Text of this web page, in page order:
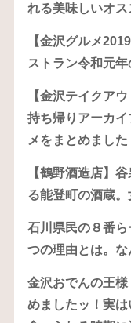
れる美味しいオ
【金沢グルメ
ストラン令和元
【金沢テイクア
持ち帰りアーカ
メをまとめました
【鶴野酒造店】
る能登町の酒蔵。
石川県民の８番
つの理由とは。
金沢おでんの王
めましたッ！実